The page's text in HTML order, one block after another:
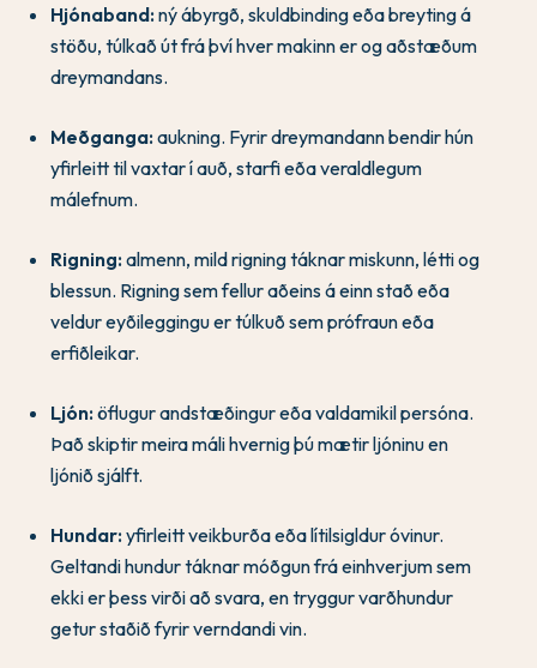
Hjónaband:ný ábyrgð, skuldbinding eða breyting á
stöðu, túlkað út frá því hver makinn er og aðstæðum
dreymandans.
Meðganga:aukning. Fyrir dreymandann bendir hún
yfirleitt til vaxtar í auð, starfi eða veraldlegum
málefnum.
Rigning:almenn, mild rigning táknar miskunn, létti og
blessun. Rigning sem fellur aðeins á einn stað eða
veldur eyðileggingu er túlkuð sem prófraun eða
erfiðleikar.
Ljón:öflugur andstæðingur eða valdamikil persóna.
Það skiptir meira máli hvernig þú mætir ljóninu en
ljónið sjálft.
Hundar:yfirleitt veikburða eða lítilsigldur óvinur.
Geltandi hundur táknar móðgun frá einhverjum sem
ekki er þess virði að svara, en tryggur varðhundur
getur staðið fyrir verndandi vin.